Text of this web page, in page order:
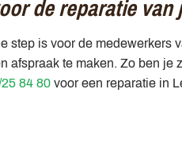
de reparatie
step is voor de
afspraak te maken. Zo ben je
84 80 voor een reparatie in